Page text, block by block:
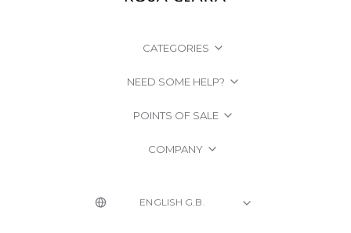
CATEGORIES
NEED SOME HELP?
POINTS OF SALE
COMPANY